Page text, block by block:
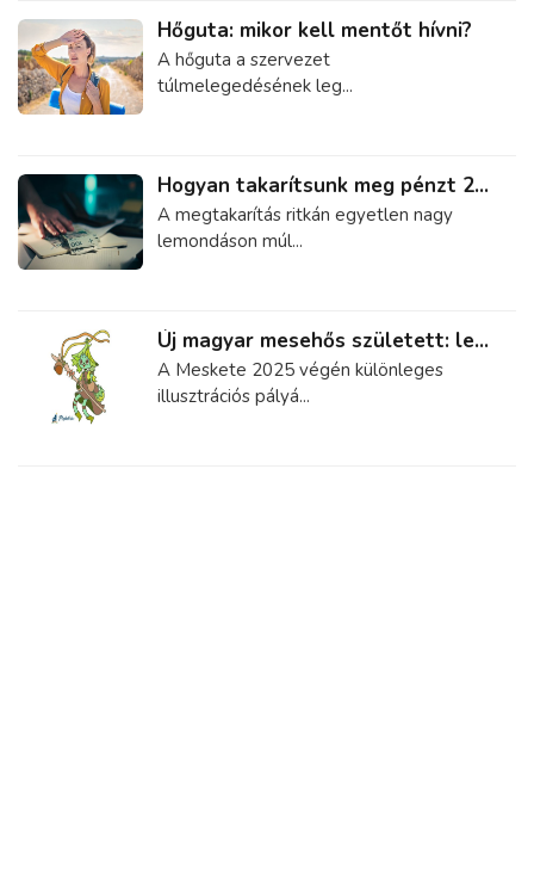
Hőguta: mikor kell mentőt hívni?
A hőguta a szervezet
túlmelegedésének leg...
Hogyan takarítsunk meg pénzt 2...
A megtakarítás ritkán egyetlen nagy
lemondáson múl...
Új magyar mesehős született: le...
A Meskete 2025 végén különleges
illusztrációs pályá...